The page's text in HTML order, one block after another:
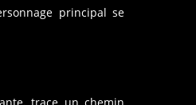
principal se